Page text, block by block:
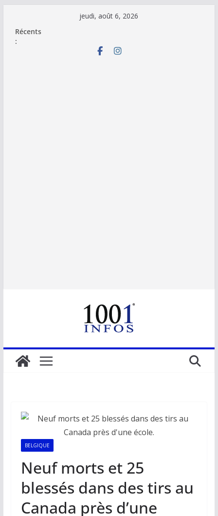
contenu
jeudi, août 6, 2026
Récents
:
BELGIQUE
Neuf morts et 25
blessés dans des tirs au
Canada près d’une